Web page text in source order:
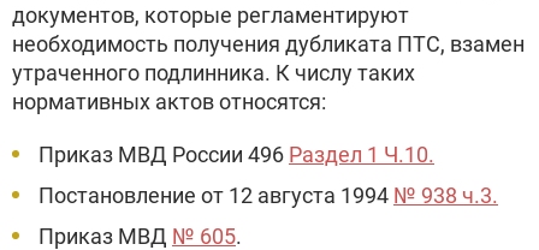
документов, которые регламентируют
необходимость получения дубликата ПТС, взамен
утраченного подлинника. К числу таких
нормативных актов относятся:
Приказ МВД России 496 Раздел 1 Ч.10.
Постановление от 12 августа 1994 № 938 ч.3.
Приказ МВД № 605.